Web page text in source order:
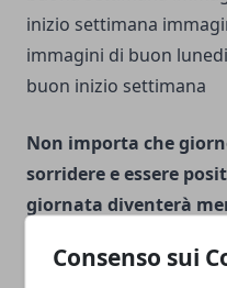
Consenso sui
Non importa che
sorridere e essere
giornata diventerà